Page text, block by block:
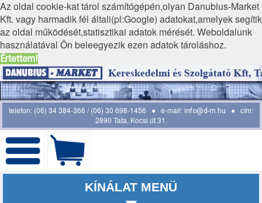
Az oldal cookie-kat tárol számítógépén,olyan Danubius-Market
Kft. vagy harmadik fél általi(pl:Google) adatokat,amelyek segítik
az oldal működését,statisztikai adatok mérését. Weboldalunk
használatával Ön beleegyezik ezen adatok tároláshoz.
Értettem!
telefon: (06) 34 384-366 / (06) 30 698-1456 ● e-mail: info@d-m.hu
● cím:
2890 Tata, Kocsi út 31.
KÍNÁLAT MENÜ